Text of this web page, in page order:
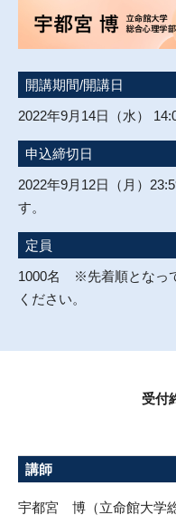
開講期間/開講日
2022年9月14日（水）
申込締切日
2022年9月12日（月）
す。
定員
1000名 ※先着順となっ
ください。
受付
講師
宇都宮 博（立命館大学